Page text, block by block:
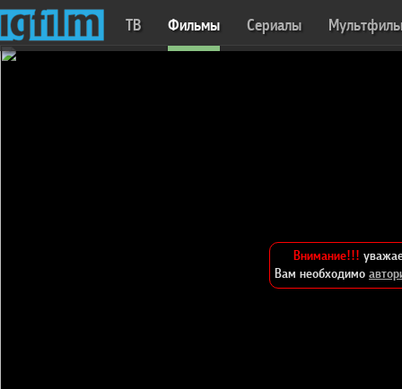
ТВ Фильмы Сериалы
Внимание!!!
Вам необходимо